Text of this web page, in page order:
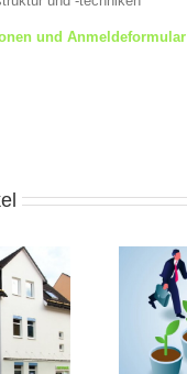
und Anmeldeformular
als
– Entdecke
zu schenken
zu